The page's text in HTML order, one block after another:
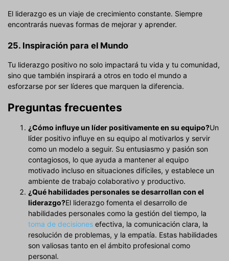
El liderazgo es un viaje de crecimiento constante. Siempre
encontrarás nuevas formas de mejorar y aprender.
25. Inspiración para el Mundo
Tu liderazgo positivo no solo impactará tu vida y tu comunidad,
sino que también inspirará a otros en todo el mundo a
esforzarse por ser líderes que marquen la diferencia.
Preguntas frecuentes
¿Cómo influye un líder positivamente en su equipo?Un
líder positivo influye en su equipo al motivarlos y servir
como un modelo a seguir. Su entusiasmo y pasión son
contagiosos, lo que ayuda a mantener al equipo
motivado incluso en situaciones difíciles, y establece un
ambiente de trabajo colaborativo y productivo.
¿Qué habilidades personales se desarrollan con el
liderazgo?El liderazgo fomenta el desarrollo de
habilidades personales como la gestión del tiempo, la
toma de decisiones efectiva, la comunicación clara, la
resolución de problemas, y la empatía. Estas habilidades
son valiosas tanto en el ámbito profesional como
personal.